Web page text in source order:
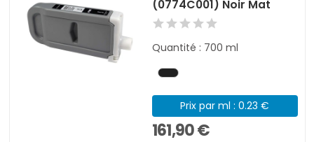
(0774C001) Noir Mat
Quantité : 700 ml
Prix par ml : 0.23 €
161,90 €